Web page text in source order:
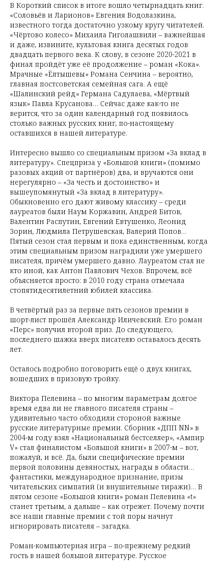
В Короткий список в итоге вошло четырнадцать книг.
«Соловьёв и Ларионов» Евгения Водолазкина,
известного тогда достаточно узкому кругу читателей.
«Чёртово колесо» Михаила Гиголашвили – важнейшая
и даже, извините, культовая книга десятых годов
двадцать первого века. К слову, в сезоне 2020-2021 в
финал пройдёт уже её продолжение – роман «Кока».
Мрачные «Ёлтышевы» Романа Сенчина – вероятно,
главная постсоветская семейная сага. А ещё
«Шалинский рейд» Германа Садулаева, «Мёртвый
язык» Павла Крусанова… Сейчас даже как-то не
верится, что за один календарный год появилось
столько важных русских книг, по-настоящему
оставшихся в нашей литературе.
Интересно вышло со специальным призом «За вклад в
литературу». Спецприза у «Большой книги» (помимо
разовых акций от партнёров) два, и вручаются они
нерегулярно – «За честь и достоинство» и
вышеупомянутый «За вклад в литературу».
Обыкновенно его дают живому классику – среди
лауреатов были Наум Коржавин, Андрей Битов,
Валентин Распутин, Евгений Евтушенко, Леонид
Зорин, Людмила Петрушевская, Валерий Попов…
Пятый сезон стал первым и пока единственным, когда
этим специальным призом наградили уже умершего
писателя, причём умершего давно. Лауреатом стал не
кто иной, как Антон Павлович Чехов. Впрочем, всё
объясняется просто: в 2010 году страна отмечала
стопятидесятилетний юбилей классика.
В четвёртый раз за первые пять сезонов премии в
шорт-лист прошёл Александр Иличевский. Его роман
«Перс» получил второй приз. До следующего,
последнего шажка вверх писателю оставалось десять
лет.
Осталось подробно поговорить ещё о двух книгах,
вошедших в призовую тройку.
Виктора Пелевина – по многим параметрам долгое
время едва ли не главного писателя страны –
удивительно часто обходили стороной важные
русские литературные премии. Сборник «ДПП NN» в
2004-м году взял «Национальный бестселлер», «Ампир
V» стал финалистом «Большой книги» в 2007-м – вот,
пожалуй, и всё. Да, были специфические премии
первой половины девяностых, награды в области…
фантастики, международное признание, призы
читательских симпатий (и внушительные тиражи)… В
пятом сезоне «Большой книги» роман Пелевина «t»
станет третьим, а дальше – как отрежет. Почему почти
все наши главные премии с той поры начнут
игнорировать писателя – загадка.
Роман-компьютерная игра – по-прежнему редкий
гость в нашей большой литературе. Русское